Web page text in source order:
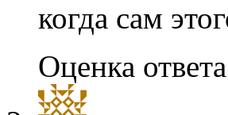
когда сам
Оценка